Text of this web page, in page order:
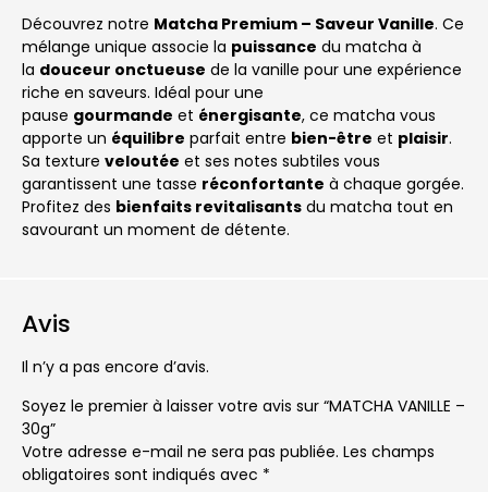
Découvrez notre Matcha Premium – Saveur Vanille. Ce
mélange unique associe la puissance du matcha à
la douceur onctueuse de la vanille pour une expérience
riche en saveurs. Idéal pour une
pause gourmande et énergisante, ce matcha vous
apporte un équilibre parfait entre bien-être et plaisir.
Sa texture veloutée et ses notes subtiles vous
garantissent une tasse réconfortante à chaque gorgée.
Profitez des bienfaits revitalisants du matcha tout en
savourant un moment de détente.
Avis
Il n’y a pas encore d’avis.
Soyez le premier à laisser votre avis sur “MATCHA VANILLE –
30g”
Votre adresse e-mail ne sera pas publiée. Les champs
obligatoires sont indiqués avec *